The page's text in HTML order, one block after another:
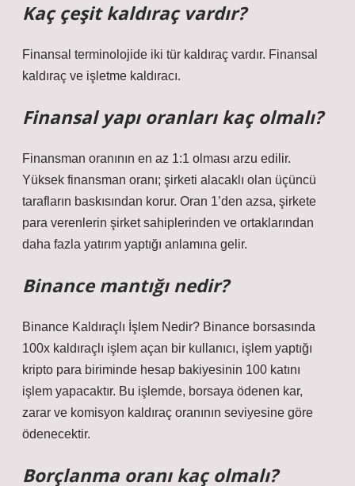
Kaç çeşit kaldıraç vardır?
Finansal terminolojide iki tür kaldıraç vardır. Finansal
kaldıraç ve işletme kaldıracı.
Finansal yapı oranları kaç olmalı?
Finansman oranının en az 1:1 olması arzu edilir.
Yüksek finansman oranı; şirketi alacaklı olan üçüncü
tarafların baskısından korur. Oran 1’den azsa, şirkete
para verenlerin şirket sahiplerinden ve ortaklarından
daha fazla yatırım yaptığı anlamına gelir.
Binance mantığı nedir?
Binance Kaldıraçlı İşlem Nedir? Binance borsasında
100x kaldıraçlı işlem açan bir kullanıcı, işlem yaptığı
kripto para biriminde hesap bakiyesinin 100 katını
işlem yapacaktır. Bu işlemde, borsaya ödenen kar,
zarar ve komisyon kaldıraç oranının seviyesine göre
ödenecektir.
Borçlanma oranı kaç olmalı?